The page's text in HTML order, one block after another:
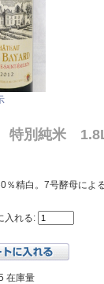
特別純米
％精白。7号酵母によ
入れる:
在庫量